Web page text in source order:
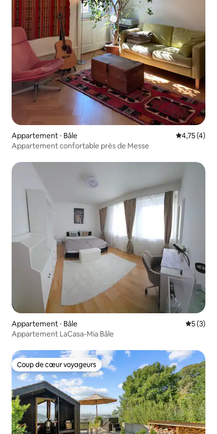
Appartement ⋅ Bâle Évaluation
4,75 (4)
Appartement confortable près de Messe
Appartement ⋅ Bâle
5 (3)
Appartement LaCasa-Mia Bâle
Coup de cœur voyageurs
Coup de cœur voyageurs